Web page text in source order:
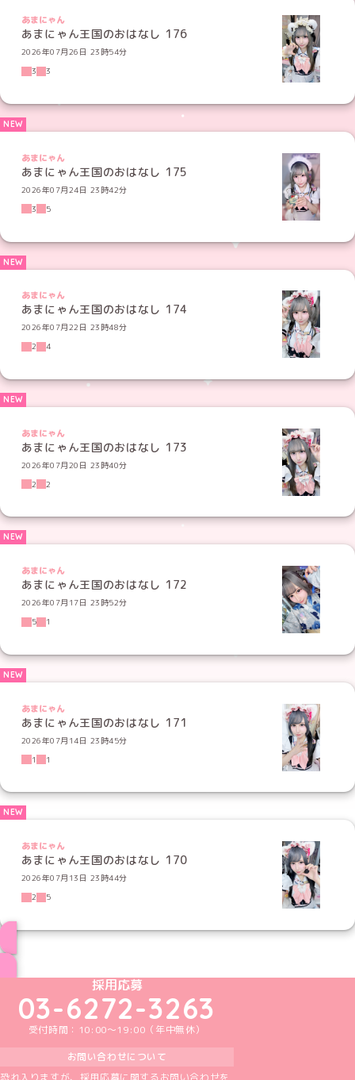
あまにゃん
あまにゃん王国のおはなし 176
2026年07月26日 23時54分
3
3
あまにゃん
あまにゃん王国のおはなし 175
2026年07月24日 23時42分
3
5
あまにゃん
あまにゃん王国のおはなし 174
2026年07月22日 23時48分
2
4
あまにゃん
あまにゃん王国のおはなし 173
2026年07月20日 23時40分
2
2
あまにゃん
あまにゃん王国のおはなし 172
2026年07月17日 23時52分
5
1
あまにゃん
あまにゃん王国のおはなし 171
2026年07月14日 23時45分
1
1
あまにゃん
あまにゃん王国のおはなし 170
2026年07月13日 23時44分
2
5
めいどりーみんTikTok公式アカウント
めいどりーみんX公式アカウント
めいどりーみんInstagram公式アカウント
めいどりーみんFacebook公式アカウン
めいどりーみんYouTube公式アカ
採用応募
03-6272-3263
受付時間：10:00～19:00（年中無休）
お問い合わせについて
恐れ入りますが、採用応募に関するお問い合わせを